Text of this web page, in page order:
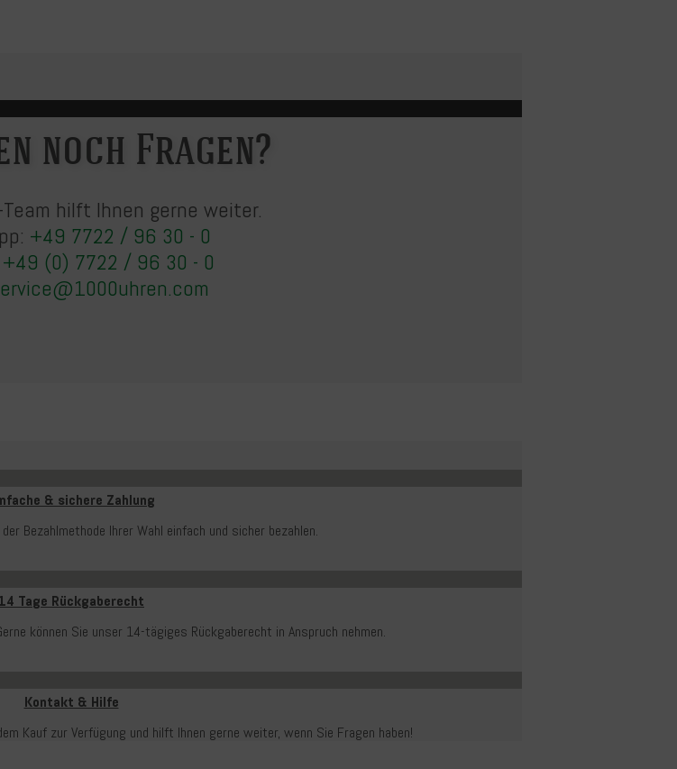
noch Fragen?
Team hilft Ihnen gerne weiter.
+49 7722 / 96 30 - 0
+49 (0) 7722 / 96 30 - 0
& sichere Zahlung
Bezahlmethode Ihrer Wahl einfach und sicher bezahlen.
14 Tage Rückgaberecht
können Sie unser 14-tägiges Rückgaberecht in Anspruch nehmen.
Kontakt & Hilfe
Kauf zur Verfügung und hilft Ihnen gerne weiter, wenn Sie Fragen haben!